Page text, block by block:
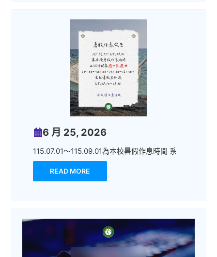
6 月 25, 2026
115.07.01～115.09.01為本校暑假作息時間 系
READ MORE